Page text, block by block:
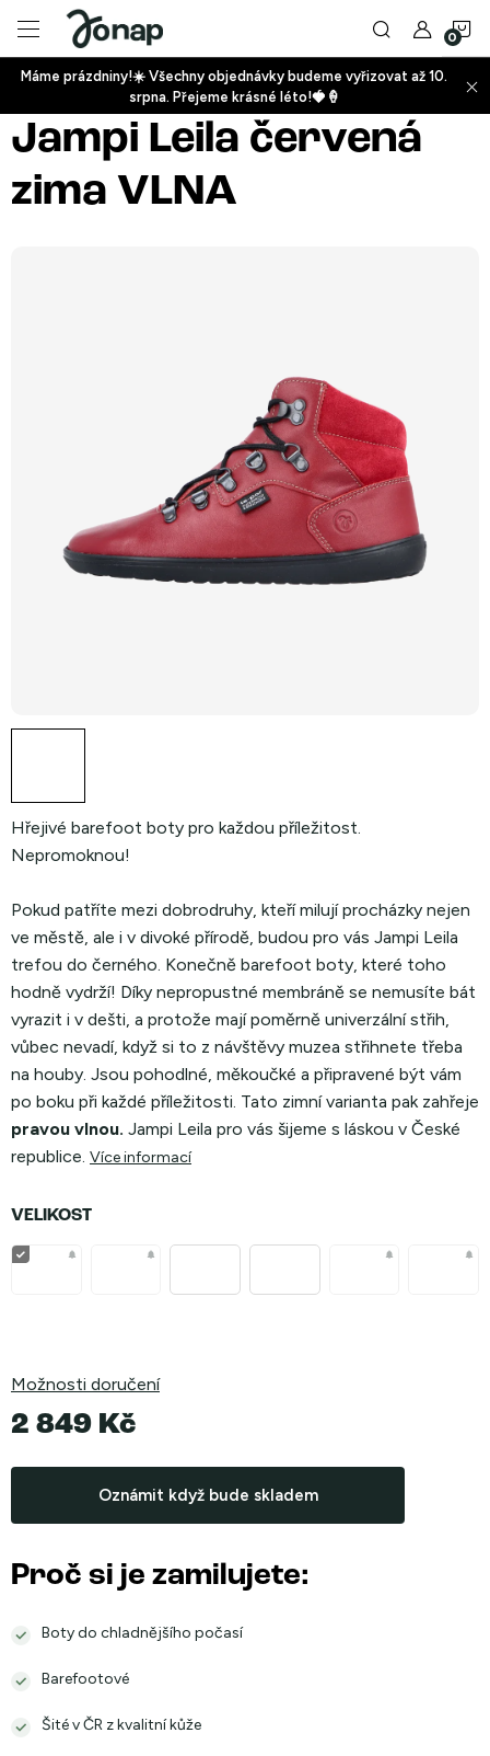
obsah
+
Máme prázdniny!☀️ Všechny objednávky budeme vyřizovat až 10.
srpna. Přejeme krásné léto!🍓🍦
Jampi Leila červená
zima VLNA
Hřejivé barefoot boty pro každou příležitost.
Nepromoknou!
Pokud patříte mezi dobrodruhy, kteří milují procházky nejen
ve městě, ale i v divoké přírodě, budou pro vás Jampi Leila
trefou do černého. Konečně barefoot boty, které toho
hodně vydrží! Díky nepropustné membráně se nemusíte bát
vyrazit i v dešti, a protože mají poměrně univerzální střih,
vůbec nevadí, když si to z návštěvy muzea střihnete třeba
na houby. Jsou pohodlné, měkoučké a připravené být vám
po boku při každé příležitosti. Tato zimní varianta pak zahřeje
pravou vlnou. Jampi Leila pro vás šijeme s láskou v České
republice. Více informací
VELIKOST
Možnosti doručení
2 849 Kč
cena:
Oznámit když bude skladem
Proč si je zamilujete:
Boty do chladnějšího počasí
Barefootové
Šité v ČR z kvalitní kůže